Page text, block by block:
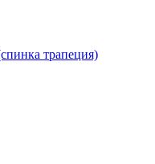
трапеция)